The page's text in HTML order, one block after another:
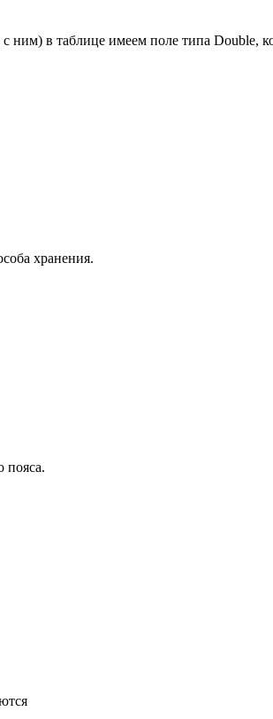
в таблице имеем поле типа Double,
хранения.
пояса.